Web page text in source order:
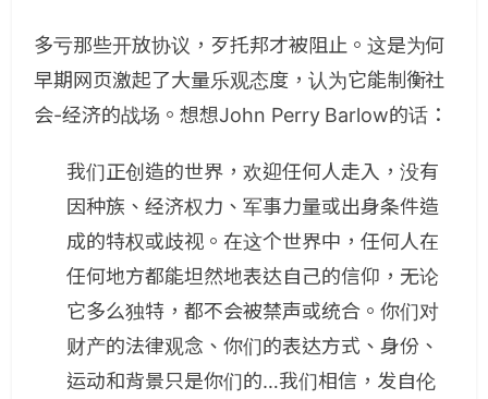
多亏那些开放协议，歹托邦才被阻止。这是为何
早期网页激起了大量乐观态度，认为它能制衡社
会-经济的战场。想想John Perry Barlow的话：
我们正创造的世界，欢迎任何人走入，没有
因种族、经济权力、军事力量或出身条件造
成的特权或歧视。在这个世界中，任何人在
任何地方都能坦然地表达自己的信仰，无论
它多么独特，都不会被禁声或统合。你们对
财产的法律观念、你们的表达方式、身份、
运动和背景只是你们的…我们相信，发自伦